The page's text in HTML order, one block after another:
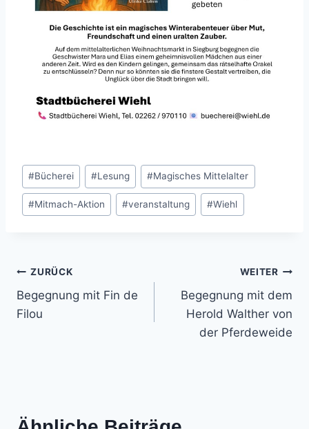
Schlagworte:
#Bücherei #Lesung #Magisches Mittelalter
#Mitmach-Aktion #veranstaltung #Wiehl
Beitrags-
Navigation
ZURÜCK
Begegnung mit Fin de
Filou
WEITER
Begegnung mit dem
Herold Walther von
der Pferdeweide